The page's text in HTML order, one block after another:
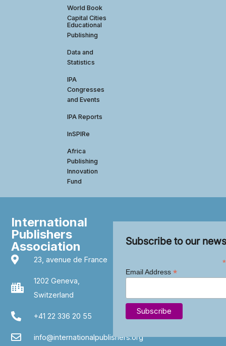
World Book
Capital Cities
Educational
Publishing
Data and
Statistics
IPA
Congresses
and Events
IPA Reports
InSPIRe
Africa
Publishing
Innovation
Fund
International
Publishers
Association
23, avenue de France
1202 Geneva,
Switzerland
+41 22 336 20 55
info@internationalpublishers.org
Subscribe to our
*
Email Address *